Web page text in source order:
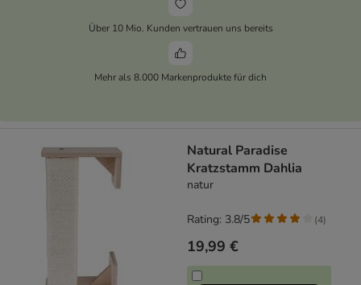
Über 10 Mio. Kunden vertrauen uns bereits
Mehr als 8.000 Markenprodukte für dich
Natural Paradise
Kratzstamm Dahlia
natur
19,99 €
Rating: 3.8/5 (4)